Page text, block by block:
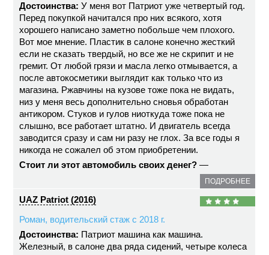
Достоинства: У меня вот Патриот уже четвертый год.
Перед покупкой начитался про них всякого, хотя
хорошего написано заметно побольше чем плохого.
Вот мое мнение. Пластик в салоне конечно жесткий
если не сказать твердый, но все же не скрипит и не
гремит. От любой грязи и масла легко отмывается, а
после автокосметики выглядит как только что из
магазина. Ржавчины на кузове тоже пока не видать,
низ у меня весь дополнительно сновья обработан
антикором. Стуков и гулов ниоткуда тоже пока не
слышно, все работает штатно. И двигатель всегда
заводится сразу и сам ни разу не глох. За все годы я
никогда не сожалел об этом приобретении.
Стоит ли этот автомобиль своих денег? —
ПОДРОБНЕЕ
UAZ Patriot (2016)
Роман, водительский стаж с 2018 г.
Достоинства: Патриот машина как машина.
Железный, в салоне два ряда сидений, четыре колеса